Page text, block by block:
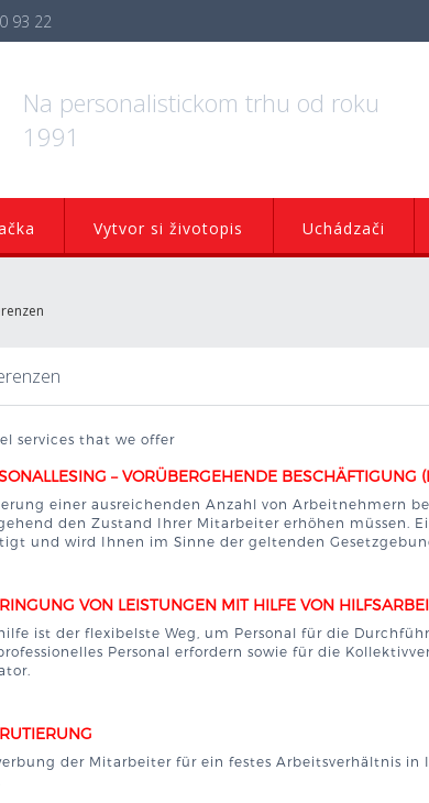
93 22
Na personalistickom trhu od roku
1991
Vytvor si životopis Uchádzači
services that we offer
– VORÜBERGEHENDE BESCHÄFTIGUNG
einer ausreichenden Anzahl von Arbeitnehmern
den Zustand Ihrer Mitarbeiter erhöhen müssen.
und wird Ihnen im Sinne der geltenden
VON LEISTUNGEN MIT HILFE VON
ist der flexibelste Weg, um Personal für die
Personal erfordern sowie für die
der Mitarbeiter für ein festes Arbeitsverhältnis